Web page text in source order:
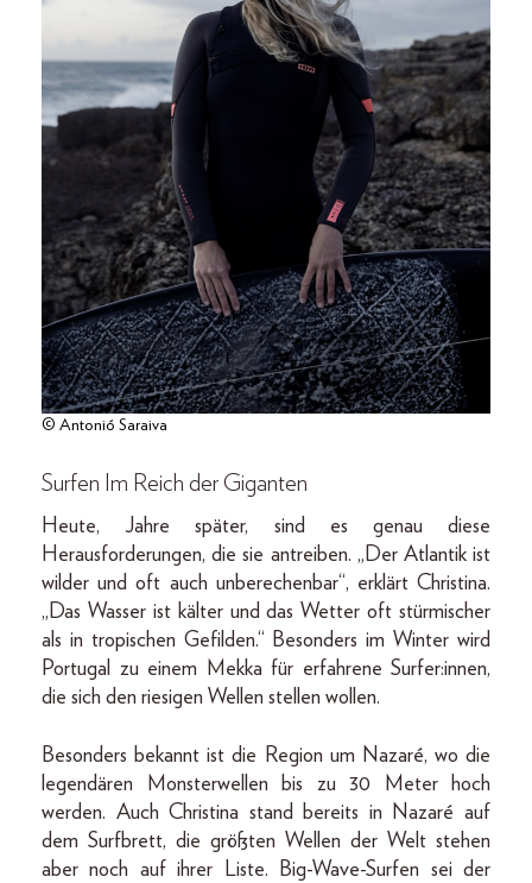
© Antonió Saraiva
Surfen Im Reich der Giganten
Heute, Jahre später, sind es genau diese
Herausforderungen, die sie antreiben. „Der Atlantik ist
wilder und oft auch unberechenbar“, erklärt Christina.
„Das Wasser ist kälter und das Wetter oft stürmischer
als in tropischen Gefilden.“ Besonders im Winter wird
Portugal zu einem Mekka für erfahrene Surfer:innen,
die sich den riesigen Wellen stellen wollen.
Besonders bekannt ist die Region um Nazaré, wo die
legendären Monsterwellen bis zu 30 Meter hoch
werden. Auch Christina stand bereits in Nazaré auf
dem Surfbrett, die größten Wellen der Welt stehen
aber noch auf ihrer Liste. Big-Wave-Surfen sei der